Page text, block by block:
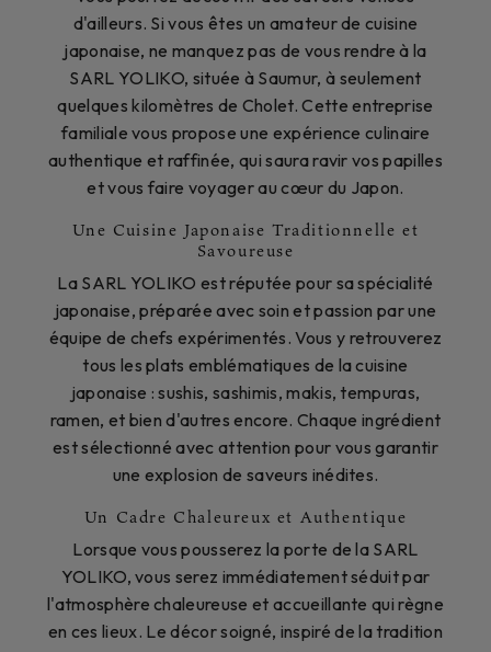
d'ailleurs. Si vous êtes un amateur de cuisine
japonaise, ne manquez pas de vous rendre à la
SARL YOLIKO, située à Saumur, à seulement
quelques kilomètres de Cholet. Cette entreprise
familiale vous propose une expérience culinaire
authentique et raffinée, qui saura ravir vos papilles
et vous faire voyager au cœur du Japon.
Une Cuisine Japonaise Traditionnelle et
Savoureuse
La SARL YOLIKO est réputée pour sa spécialité
japonaise, préparée avec soin et passion par une
équipe de chefs expérimentés. Vous y retrouverez
tous les plats emblématiques de la cuisine
japonaise : sushis, sashimis, makis, tempuras,
ramen, et bien d'autres encore. Chaque ingrédient
est sélectionné avec attention pour vous garantir
une explosion de saveurs inédites.
Un Cadre Chaleureux et Authentique
Lorsque vous pousserez la porte de la SARL
YOLIKO, vous serez immédiatement séduit par
l'atmosphère chaleureuse et accueillante qui règne
en ces lieux. Le décor soigné, inspiré de la tradition